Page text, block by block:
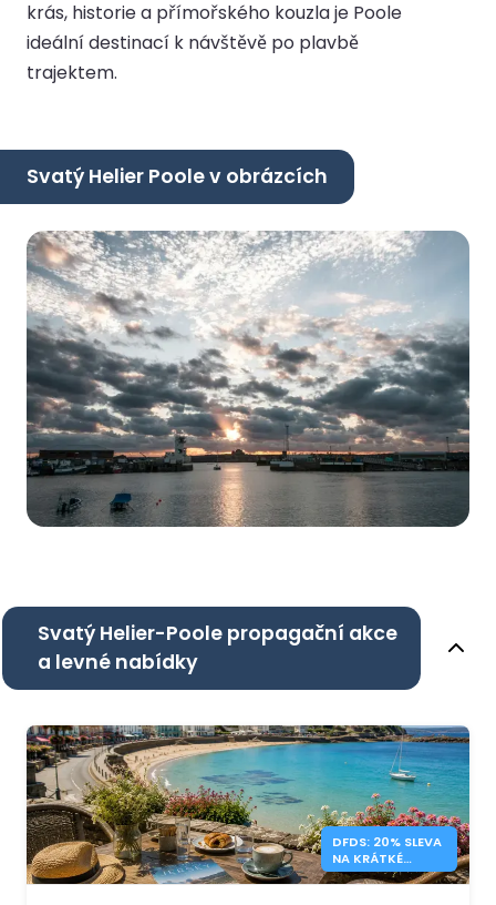
krás, historie a přímořského kouzla je Poole
ideální destinací k návštěvě po plavbě
trajektem.
Svatý Helier Poole v obrázcích
Svatý Helier-Poole propagační akce
a levné nabídky
DFDS: 20% SLEVA
NA KRÁTKÉ
POBYTY NA